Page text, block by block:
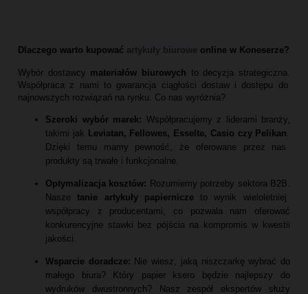
Dlaczego warto kupować artykuły biurowe online w Koneserze?
Wybór dostawcy materiałów biurowych to decyzja strategiczna.
Współpraca z nami to gwarancja ciągłości dostaw i dostępu do
najnowszych rozwiązań na rynku.
Co nas wyróżnia?
Szeroki wybór marek: Współpracujemy z liderami branży,
takimi jak Leviatan, Fellowes, Esselte, Casio czy Pelikan
Dzięki temu mamy pewność,
że oferowane przez nas
produkty są trwałe i funkcjonalne.
Optymalizacja kosztów: Rozumiemy potrzeby sektora B2B.
Naszetanie artykuły papierniczeto wynik wieloletniej
współpracy z producentami,
co pozwala nam oferować
konkurencyjne stawki bez pójścia na kompromis w kwestii
jakości.
Wsparcie doradcze: Nie wiesz,
jaką niszczarkę wybrać do
małego biura?Który papier ksero będzie najlepszy do
wydruków dwustronnych?Nasz zespół ekspertów służy